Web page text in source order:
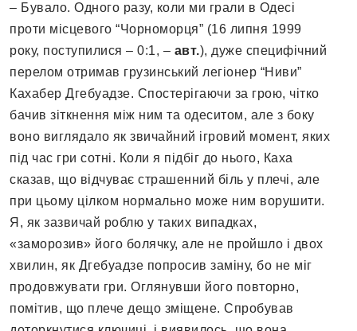
– Бувало. Одного разу, коли ми грали в Одесі
проти місцевого “Чорноморця” (16 липня 1999
року, поступилися – 0:1, – авт.), дуже специфічний
перелом отримав грузинський легіонер “Ниви”
Кахабер Дгебуадзе. Спостерігаючи за грою, чітко
бачив зіткнення між ним та одеситом, але з боку
воно виглядало як звичайний ігровий момент, яких
під час гри сотні. Коли я підбіг до нього, Каха
сказав, що відчуває страшенний біль у плечі, але
при цьому цілком нормально може ним ворушити.
Я, як зазвичай роблю у таких випадках,
«заморозив» його болячку, але не пройшло і двох
хвилин, як Дгебуадзе попросив заміну, бо не міг
продовжувати гри. Оглянувши його повторно,
помітив, що плече дещо зміщене. Спробував